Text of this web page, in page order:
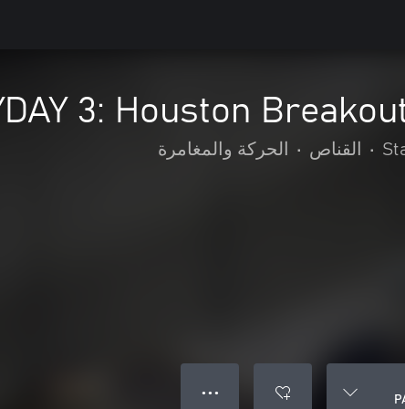
3: Houston
• القناص • الحركة والمغامرة
● ● ●